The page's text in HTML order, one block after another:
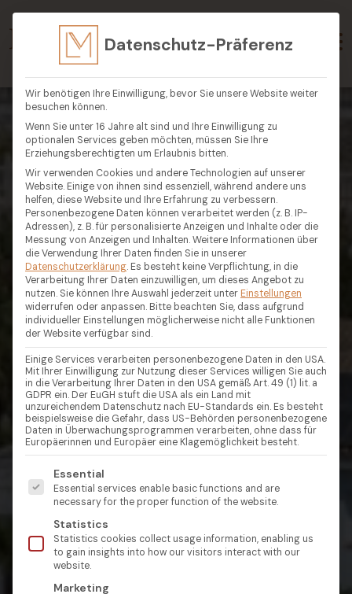
Datenschutz-Präferenz
Wir benötigen Ihre Einwilligung, bevor Sie unsere Website weiter
besuchen können.
Wenn Sie unter 16 Jahre alt sind und Ihre Einwilligung zu
optionalen Services geben möchten, müssen Sie Ihre
Erziehungsberechtigten um Erlaubnis bitten.
Wir verwenden Cookies und andere Technologien auf unserer
Website. Einige von ihnen sind essenziell, während andere uns
helfen, diese Website und Ihre Erfahrung zu verbessern.
Personenbezogene Daten können verarbeitet werden (z. B. IP-
Adressen), z. B. für personalisierte Anzeigen und Inhalte oder die
Messung von Anzeigen und Inhalten.Weitere Informationen über
die Verwendung Ihrer Daten finden Sie in unserer
Datenschutzerklärung. Es besteht keine Verpflichtung, in die
Verarbeitung Ihrer Daten einzuwilligen, um dieses Angebot zu
nutzen. Sie können Ihre Auswahl jederzeit unter Einstellungen
widerrufen oder anpassen. Bitte beachten Sie, dass aufgrund
individueller Einstellungen möglicherweise nicht alle Funktionen
der Website verfügbar sind.
Einige Services verarbeiten personenbezogene Daten in den USA.
Mit Ihrer Einwilligung zur Nutzung dieser Services willigen Sie auch
in die Verarbeitung Ihrer Daten in den USA gemäß Art. 49 (1) lit. a
GDPR ein. Der EuGH stuft die USA als ein Land mit
unzureichendem Datenschutz nach EU-Standards ein. Es besteht
beispielsweise die Gefahr, dass US-Behörden personenbezogene
Daten in Überwachungsprogrammen verarbeiten, ohne dass für
Europäerinnen und Europäer eine Klagemöglichkeit besteht.
Es folgt eine Liste der Service-Gruppen, für die eine
Essential
Essential services enable basic functions and are
necessary for the proper function of the website.
Statistics
Statistics cookies collect usage information, enabling us
to gain insights into how our visitors interact with our
website.
Marketing